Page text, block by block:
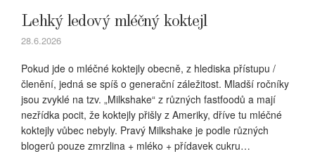
Lehký ledový mléčný koktejl
28.6.2026
Pokud jde o mléčné koktejly obecně, z hlediska přístupu /
členění, jedná se spíš o generační záležitost. Mladší ročníky
jsou zvyklé na tzv. „Milkshake“ z různých fastfoodů a mají
nezřídka pocit, že koktejly přišly z Ameriky, dříve tu mléčné
koktejly vůbec nebyly. Pravý Milkshake je podle různých
blogerů pouze zmrzlina + mléko + přídavek cukru…